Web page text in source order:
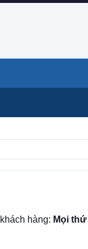
hàng: Mọi thứ